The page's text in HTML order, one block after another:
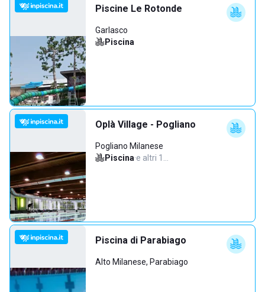
Piscine Le Rotonde
Garlasco
Piscina
Oplà Village - Pogliano
Pogliano Milanese
Piscina·e altri 1…
Piscina di Parabiago
Alto Milanese, Parabiago